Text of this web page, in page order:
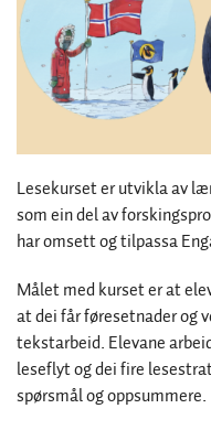
Lesekurset er utvikla av
som ein del av
har omsett og tilpassa
Målet med kurset er at
at dei får føresetnader og
tekstarbeid. Elevane
leseflyt og dei fire
spørsmål og oppsummere.